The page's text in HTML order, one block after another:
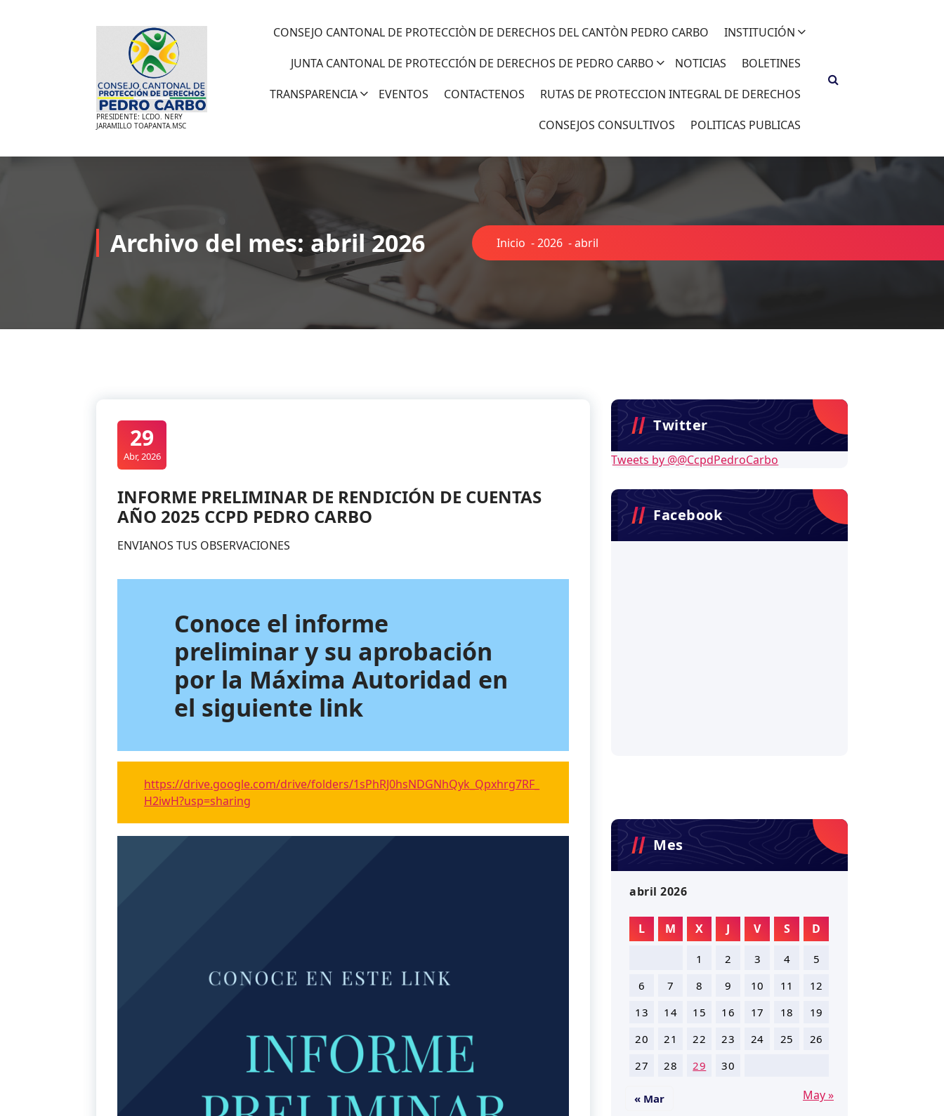
PRESIDENTE: LCDO. NERY
JARAMILLO TOAPANTA.MSC
CONSEJO CANTONAL DE PROTECCIÒN DE DERECHOS DEL CANTÒN PEDRO CARBO
INSTITUCIÓN
JUNTA CANTONAL DE PROTECCIÓN DE DERECHOS DE PEDRO CARBO
NOTICIAS
BOLETINES
TRANSPARENCIA
EVENTOS CONTACTENOS
RUTAS DE PROTECCION INTEGRAL DE DERECHOS
CONSEJOS CONSULTIVOS
POLITICAS PUBLICAS
Archivo del mes: abril 2026 Inicio -2026 -abril
29
Abr, 2026
INFORME PRELIMINAR DE RENDICIÓN DE CUENTAS
AÑO 2025 CCPD PEDRO CARBO
ENVIANOS TUS OBSERVACIONES
Conoce el informe
preliminar y su aprobación
por la Máxima Autoridad en
el siguiente link
https://drive.google.com/drive/folders/1sPhRJ0hsNDGNhQyk_Qpxhrg7RF_
H2iwH?usp=sharing
Twitter
Tweets by @@CcpdPedroCarbo
Facebook
Mes
abril 2026
L M X J V S D
1 2 3 4
5
6
7 8 9 10 11
12
13
14 15 16 17 18
19
20
21 22 23 24 25
26
27
28 29 30
« Mar May »